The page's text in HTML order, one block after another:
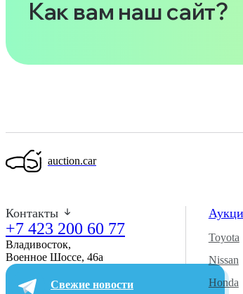
Как вам наш сайт?
auction.car
Контакты
+7 423 200 60 77
Владивосток,
Военное Шоссе, 46а​
Свежие новости
Toyota
Nissan
Honda